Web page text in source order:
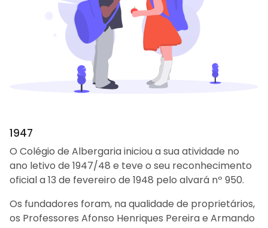
História
Comunicados
Tabela de Preços
Viver as férias 2025
Testemunhos
Perguntas Frequentes
Jornal Digital
1947
O Colégio de Albergaria iniciou a sua atividade no
ano letivo de 1947/48 e teve o seu reconhecimento
oficial a 13 de fevereiro de 1948 pelo alvará nº 950.
Os fundadores foram, na qualidade de proprietários,
os Professores Afonso Henriques Pereira e Armando